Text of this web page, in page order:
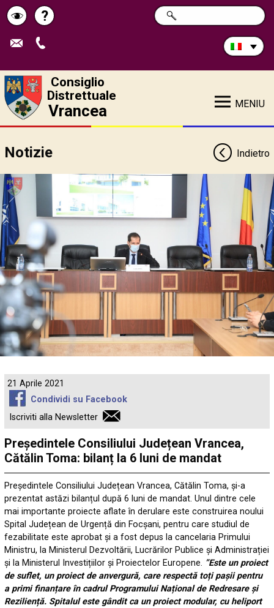
Schimbă
contrastul
Pagina
de
?
Cerca
nel
RICERCA
Consiglio
Distrettuale
Vrancea MENIU
Notizie Indietro
21 Aprile 2021
Condividi su Facebook
Iscriviti alla Newsletter
Președintele Consiliului Județean Vrancea,
Cătălin Toma: bilanț la 6 luni de mandat
Președintele Consiliului Județean Vrancea, Cătălin Toma, și-a
prezentat astăzi bilanțul după 6 luni de mandat. Unul dintre cele
mai importante proiecte aflate în derulare este construirea noului
Spital Județean de Urgență din Focșani, pentru care studiul de
fezabilitate este aprobat și a fost depus la cancelaria Primului
Ministru, la Ministerul Dezvoltării, Lucrărilor Publice și Administrației
și la Ministerul Investițiilor și Proiectelor Europene. ”Este un proiect
de suflet, un proiect de anvergură, care respectă toți pașii pentru
a primi finanțare în cadrul Programului Național de Redresare și
Reziliență. Spitalul este gândit ca un proiect modular, cu heliport